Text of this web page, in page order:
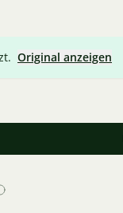
Original anzeigen